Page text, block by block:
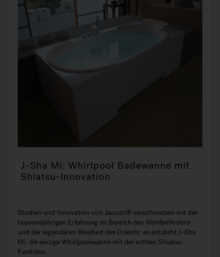
J-Sha Mi: Whirlpool Badewanne mit
Shiatsu-Innovation
Studien und Innovation von Jacuzzi® verschmelzen mit der
tausendjährigen Erfahrung im Bereich des Wohlbefindens
und der legendären Weisheit des Orients: so entsteht J-Sha
Mi, die einzige Whirlpoolwanne mit der echten Shiatsu-
Funktion.